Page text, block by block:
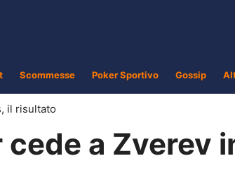
Scommesse Poker Sportivo Gossip
il risultato
a Zverev